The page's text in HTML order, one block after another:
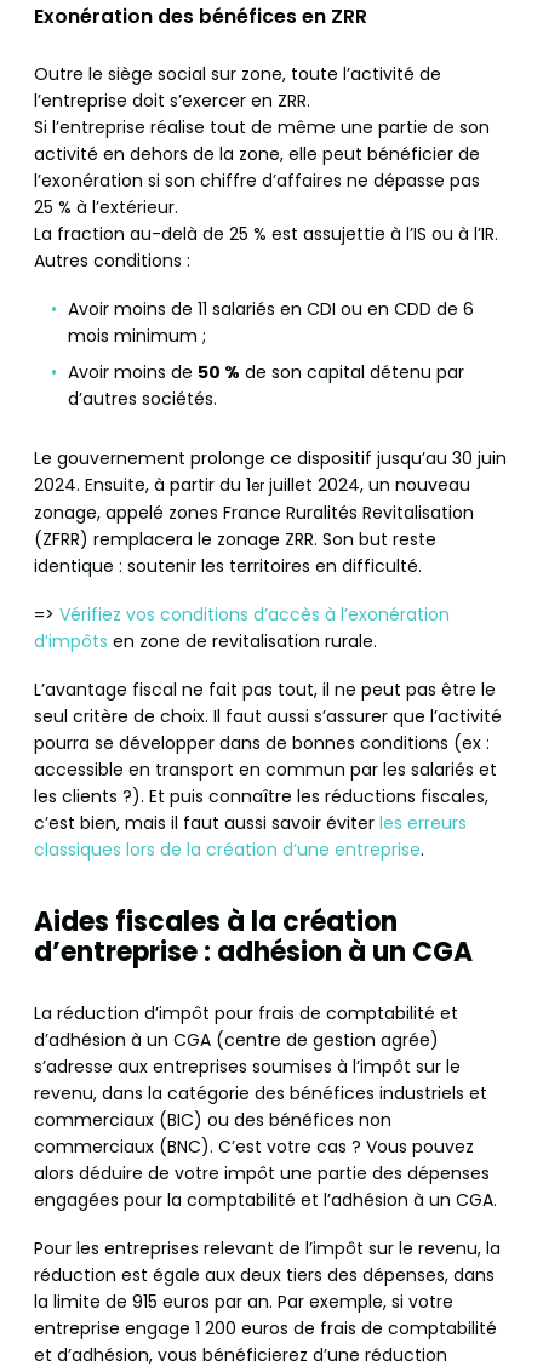
Exonération des bénéfices en ZRR
Outre le siège social sur zone, toute l’activité de
l’entreprise doit s’exercer en ZRR.
Si l’entreprise réalise tout de même une partie de son
activité en dehors de la zone, elle peut bénéficier de
l’exonération si son chiffre d’affaires ne dépasse pas
25 % à l’extérieur.
La fraction au-delà de 25 % est assujettie à l’IS ou à l’IR.
Autres conditions :
Avoir moins de 11 salariés en CDI ou en CDD de 6
mois minimum ;
Avoir moins de 50 % de son capital détenu par
d’autres sociétés.
Le gouvernement prolonge ce dispositif jusqu’au 30 juin
2024. Ensuite, à partir du 1er juillet 2024, un nouveau
zonage, appelé zones France Ruralités Revitalisation
(ZFRR) remplacera le zonage ZRR. Son but reste
identique : soutenir les territoires en difficulté.
=> Vérifiez vos conditions d’accès à l’exonération
d’impôts en zone de revitalisation rurale.
L’avantage fiscal ne fait pas tout, il ne peut pas être le
seul critère de choix. Il faut aussi s’assurer que l’activité
pourra se développer dans de bonnes conditions (ex :
accessible en transport en commun par les salariés et
les clients ?). Et puis connaître les réductions fiscales,
c’est bien, mais il faut aussi savoir éviter les erreurs
classiques lors de la création d’une entreprise.
Aides fiscales à la création
d’entreprise : adhésion à un CGA
La réduction d’impôt pour frais de comptabilité et
d’adhésion à un CGA (centre de gestion agrée)
s’adresse aux entreprises soumises à l’impôt sur le
revenu, dans la catégorie des bénéfices industriels et
commerciaux (BIC) ou des bénéfices non
commerciaux (BNC). C’est votre cas ? Vous pouvez
alors déduire de votre impôt une partie des dépenses
engagées pour la comptabilité et l’adhésion à un CGA.
Pour les entreprises relevant de l’impôt sur le revenu, la
réduction est égale aux deux tiers des dépenses, dans
la limite de 915 euros par an. Par exemple, si votre
entreprise engage 1 200 euros de frais de comptabilité
et d’adhésion, vous bénéficierez d’une réduction